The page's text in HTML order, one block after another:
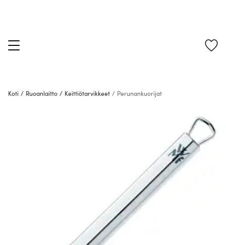
Koti / Ruoanlaitto / Keittiötarvikkeet / Perunankuorijat